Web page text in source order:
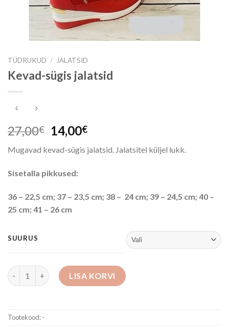
TÜDRUKUD / JALATSID
Kevad-sügis jalatsid
27,00€
Algne
hind
oli:
27,00€.
14,00€Praegune
on:
Mugavad kevad-sügis jalatsid. Jalatsitel küljel lukk.
Sisetalla pikkused:
36 – 22,5 cm; 37 – 23,5 cm; 38 – 24 cm; 39 – 24,5 cm; 40 –
25 cm; 41 – 26 cm
SUURUS
Kevad-sügis jalatsid kogus
LISA KORVI
Tootekood:-